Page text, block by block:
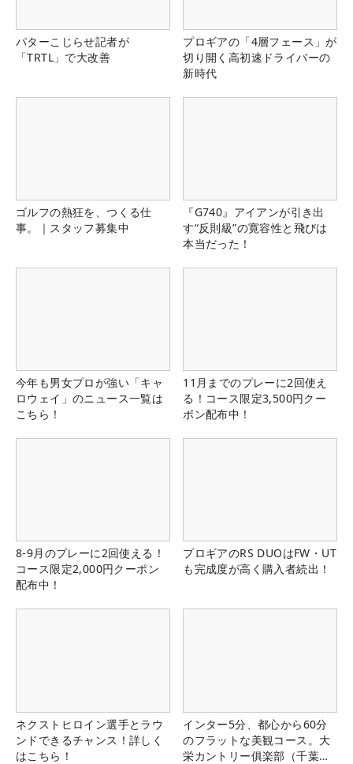
パターこじらせ記者が
「TRTL」で大改善
プロギアの「4層フェース」が
切り開く高初速ドライバーの
新時代
ゴルフの熱狂を、つくる仕
事。｜スタッフ募集中
『G740』アイアンが引き出
す“反則級”の寛容性と飛びは
本当だった！
今年も男女プロが強い「キャ
ロウェイ」のニュース一覧は
こちら！
11月までのプレーに2回使え
る！コース限定3,500円クー
ポン配布中！
8-9月のプレーに2回使える！
コース限定2,000円クーポン
配布中！
プロギアのRS DUOはFW・UT
も完成度が高く購入者続出！
ネクストヒロイン選手とラウ
ンドできるチャンス！詳しく
はこちら！
インター5分、都心から60分
のフラットな美観コース。大
栄カントリー俱楽部（千葉